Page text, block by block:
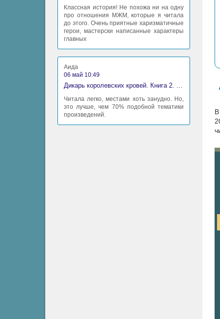
Классная история! Не похожа ни на одну
про отношения МЖМ, которые я читала
до этого. Очень приятные харизматичные
герои, мастерски написанные характеры
главных
Аида
06 май 10:49
Дикарь королевских кровей. Книга 2. Леди-фаворитка - Анна Сергеевна Гаврилова
Читала легко, местами хоть занудно. Но,
это лучше, чем 70% подобной тематики
произведений.